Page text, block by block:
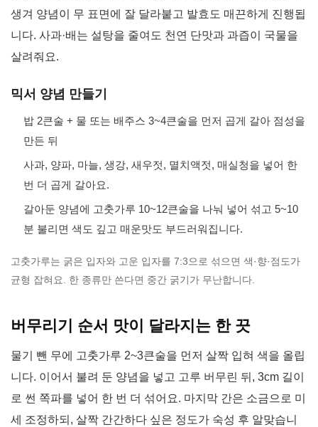
생겨 양념이 무 표면에 잘 달라붙고 발효도 매끈하게 진행됩
니다. 사과·배는 설탕을 줄여도 천연 단맛과 과즙이 국물을
살려줘요.
믹서 양념 만들기
밥 2큰술 + 물 또는 배주스 3~4큰술을 먼저 곱게 갈아 점성을
만든 뒤
사과, 양파, 마늘, 생강, 새우젓, 멸치액젓, 매실청을 넣어 한
번 더 곱게 갈아요.
갈아둔 양념에 고춧가루 10~12큰술을 나눠 넣어 섞고 5~10
분 불리면 색도 깊고 매운맛도 부드러워집니다.
고춧가루는 굵은 입자와 고운 입자를 7:3으로 섞으면 색·향·점도가
균형 잡혀요. 한 종류만 쓴다면 중간 굵기가 무난합니다.
버무리기 순서 맛이 달라지는 한 끗
물기 뺀 무에 고춧가루 2~3큰술을 먼저 살짝 입혀 색을 올립
니다. 이어서 불려 둔 양념을 넣고 고루 버무린 뒤, 3cm 길이
로 썬 쪽파를 넣어 한 번 더 섞어요. 마지막 간은 소금으로 미
세 조정하되, 살짝 간간하다 싶은 정도가 숙성 후 알맞습니